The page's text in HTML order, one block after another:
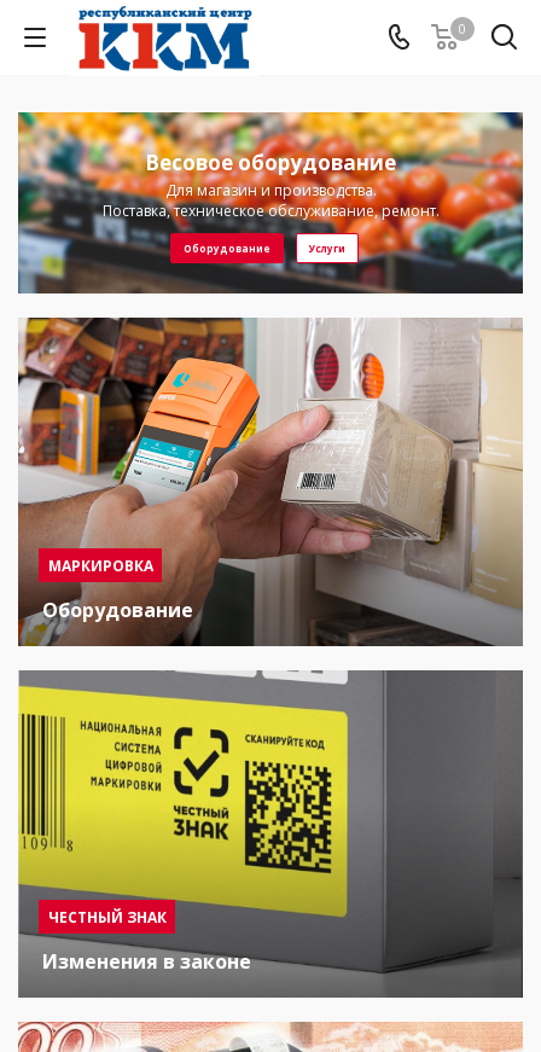
0
Весовое оборудование
Для магазин и производства.
Поставка, техническое обслуживание, ремонт.
Оборудование Услуги
МАРКИРОВКА
Оборудование
ЧЕСТНЫЙ ЗНАК
Изменения в законе